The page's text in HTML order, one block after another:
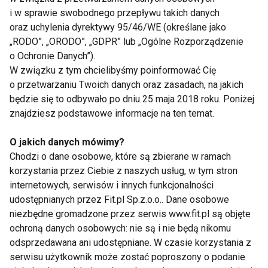
widzących lub nieposiadających najnowszych
przeglądarek.
– Seniorzy mają też problemy związane z kwestią
prywatności w sieci, a także z rozumieniem zasad
obowiązujących w internecie. Nie są w tym
odosobnieni, jednak problemy te mogą występować
Szkoły Bankowej w Gdyni. – Pamiętajmy, że dorastali
oni w świecie, w którym nie było internetu.
Pomocą w rozwiązaniu tych problemów jest
edukacja osób starszych w zakresie korzystania z
sieci. W Polsce zajmują się tym m.in. uniwersytety
trzeciego wieku, na których są zajęcia z obsługi
komputera. Niezbędne jest także edukowanie osób
i w sprawie swobodnego przepływu takich danych
oraz uchylenia dyrektywy 95/46/WE (określane jako
„RODO”, „ORODO”, „GDPR” lub „Ogólne Rozporządzenie
o Ochronie Danych”).
W związku z tym chcielibyśmy poinformować Cię
o przetwarzaniu Twoich danych oraz zasadach, na jakich
będzie się to odbywało po dniu 25 maja 2018 roku. Poniżej
znajdziesz podstawowe informacje na ten temat.
O jakich danych mówimy?
Chodzi o dane osobowe, które są zbierane w ramach
korzystania przez Ciebie z naszych usług, w tym stron
internetowych, serwisów i innych funkcjonalności
udostępnianych przez Fit.pl Sp.z.o.o.. Dane osobowe
niezbędne gromadzone przez serwis www.fit.pl są objęte
ochroną danych osobowych: nie są i nie będą nikomu
odsprzedawana ani udostępniane. W czasie korzystania z
serwisu użytkownik może zostać poproszony o podanie